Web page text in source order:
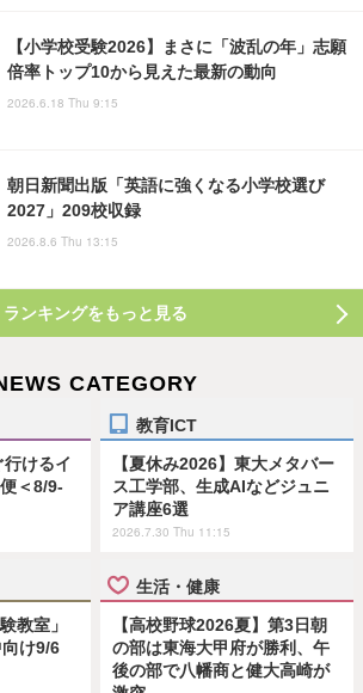
【小学校受験2026】まさに「波乱の年」志願
倍率トップ10から見えた最新の動向
2026.6.18 Thu 9:15
朝日新聞出版「英語に強くなる小学校選び
2027」209校収録
2026.8.6 Thu 13:15
ランキングをもっと見る
CATEGORY
行けるイ
＜8/9-
教育ICT
【夏休み2026】東大メタバー
ス工学部、生成AIなどジュニ
ア講座6選
2026.7.30 Thu 11:15
教室」
け9/6
生活・健康
【高校野球2026夏】第3日朝
の部は東海大甲府が勝利、午
後の部で八幡商と健大高崎が